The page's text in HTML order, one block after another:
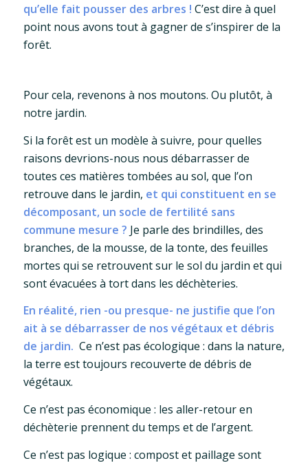
qu’elle fait pousser des arbres ! C’est dire à quel
point nous avons tout à gagner de s’inspirer de la
forêt.
Pour cela, revenons à nos moutons. Ou plutôt, à
notre jardin.
Si la forêt est un modèle à suivre, pour quelles
raisons devrions-nous nous débarrasser de
toutes ces matières tombées au sol, que l’on
retrouve dans le jardin, et qui constituent en se
décomposant, un socle de fertilité sans
commune mesure ? Je parle des brindilles, des
branches, de la mousse, de la tonte, des feuilles
mortes qui se retrouvent sur le sol du jardin et qui
sont évacuées à tort dans les déchèteries.
En réalité, rien -ou presque- ne justifie que l’on
ait à se débarrasser de nos végétaux et débris
de jardin. Ce n’est pas écologique : dans la nature,
la terre est toujours recouverte de débris de
végétaux.
Ce n’est pas économique : les aller-retour en
déchèterie prennent du temps et de l’argent.
Ce n’est pas logique : compost et paillage sont